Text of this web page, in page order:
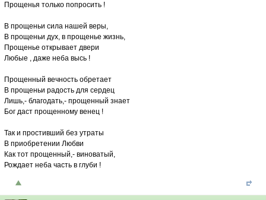
Прощенья только попросить !
В прощеньи сила нашей веры,
В прощеньи дух, в прощенье жизнь,
Прощенье открывает двери
Любые , даже неба высь !
Прощенный вечность обретает
В прощеньи радость для сердец
Лишь,- благодать,- прощенный знает
Бог даст прощенному венец !
Так и простивший без утраты
В приобретении Любви
Как тот прощенный,- виноватый,
Рождает неба часть в глуби !